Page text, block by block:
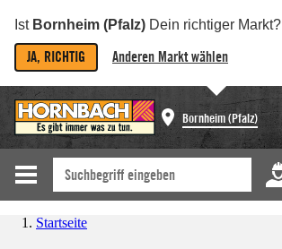
Ist Bornheim (Pfalz) Dein richtiger Markt?
JA, RICHTIG Anderen Markt wählen
Bornheim (Pfalz)
Startseite